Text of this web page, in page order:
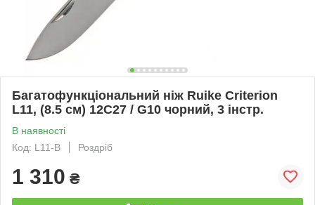
Багатофункціональний ніж Ruike Criterion
L11, (8.5 см) 12C27 / G10 чорний, 3 інстр.
В наявності
Код: L11-B
Роздріб
1 310 ₴